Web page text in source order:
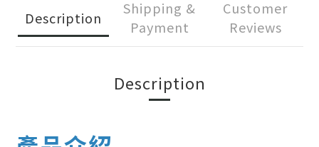
Description
Shipping &
Payment
Customer
Reviews
Description